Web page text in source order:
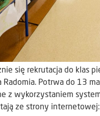
się rekrutacja do klas
Radomia. Potrwa do 13
z wykorzystaniem
ze strony internetowej: